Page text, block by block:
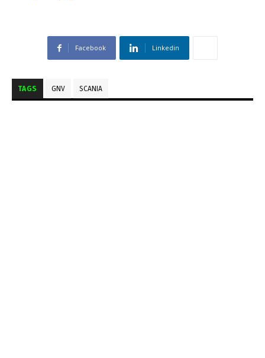
Facebook Linkedin
TAGS GNV SCANIA